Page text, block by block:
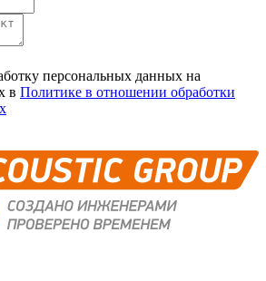
персональных данных на
в Политике в отношении обработки